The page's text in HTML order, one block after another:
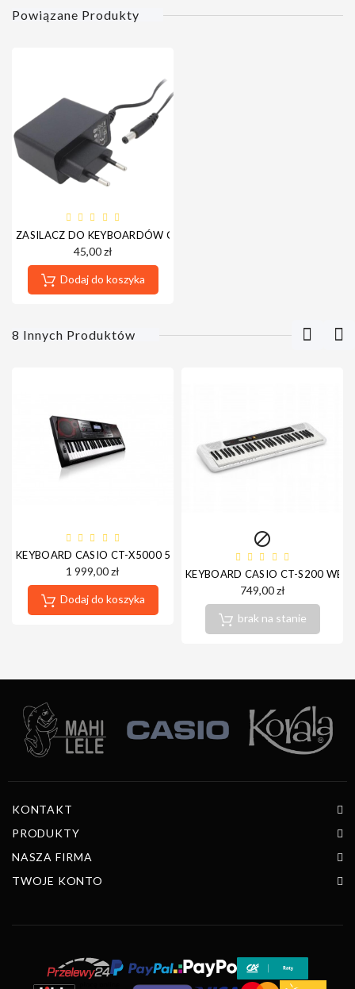
Powiązane Produkty
ZASILACZ DO KEYBOARDÓW CASIO CT-S/SA
45,00 zł
Dodaj do koszyka
8 Innych Produktów
KEYBOARD CASIO CT-X5000 5 LAT GWARANCJI
1 999,00 zł
Dodaj do koszyka

KEYBOARD CASIO CT-S200 WE +
749,00 zł
brak na stanie
KONTAKT
PRODUKTY
NASZA FIRMA
TWOJE KONTO